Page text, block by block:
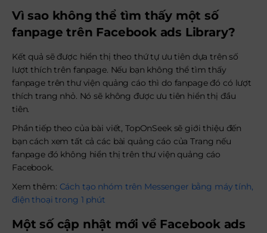
Vì sao không thể tìm thấy một số
fanpage trên Facebook ads Library?
Kết quả sẽ được hiển thị theo thứ tự ưu tiên dựa trên số
lượt thích trên fanpage. Nếu bạn không thể tìm thấy
fanpage trên thư viện quảng cáo thì do fanpage đó có lượt
thích trang nhỏ. Nó sẽ không được ưu tiên hiển thị đầu
tiên.
Phần tiếp theo của bài viết, TopOnSeek sẽ giới thiệu đến
bạn cách xem tất cả các bài quảng cáo của Trang nếu
fanpage đó không hiển thị trên thư viện quảng cáo
Facebook.
Xem thêm: Cách tạo nhóm trên Messenger bằng máy tính,
điện thoại trong 1 phút
Một số cập nhật mới về Facebook ads